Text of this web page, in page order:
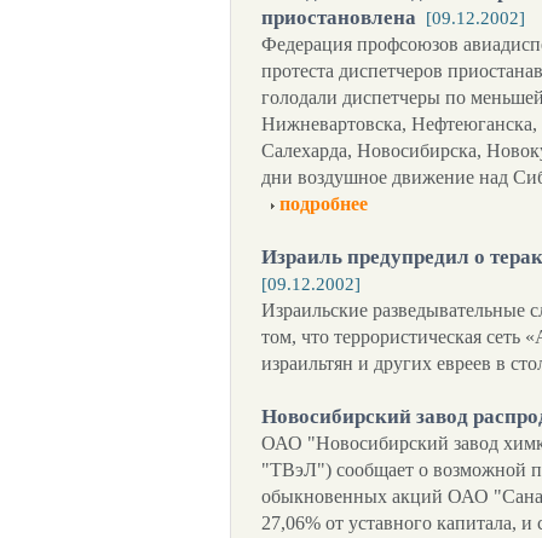
приостановлена [09.12.2002]
Федерация профсоюзов
протеста диспетчеров
голодали диспетчеры по
Нижневартовска,
Салехарда, Новосибирска,
дни воздушное движение над
подробнее
Израиль предупредил о
[09.12.2002]
Израильские
том, что террористическая сеть
израильтян и других евреев в
Новосибирский завод
ОАО "Новосибирский завод
"ТВэЛ") сообщает о возможной
обыкновенных акций ОАО
27,06% от уставного капитала,